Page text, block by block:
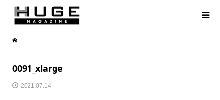
0091_xlarge
2021.07.14